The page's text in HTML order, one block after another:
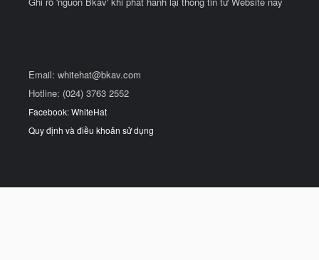
Email: whitehat@bkav.com
Hotline: (024) 3763 2552
Facebook: WhiteHat
Quy định và điều khoản sử dụng